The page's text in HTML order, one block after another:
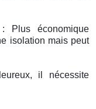
économique
isolation mais peut
il nécessite